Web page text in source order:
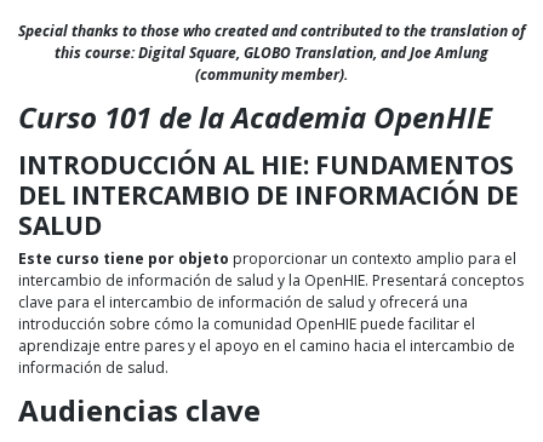
Special thanks to those who created and contributed to the translation of
this course: Digital Square, GLOBO Translation, and Joe Amlung
(community member).
Curso 101 de la Academia OpenHIE
INTRODUCCIÓN AL HIE: FUNDAMENTOS
DEL INTERCAMBIO DE INFORMACIÓN DE
SALUD
Este curso tiene por objeto proporcionar un contexto amplio para el
intercambio de información de salud y la OpenHIE. Presentará conceptos
clave para el intercambio de información de salud y ofrecerá una
introducción sobre cómo la comunidad OpenHIE puede facilitar el
aprendizaje entre pares y el apoyo en el camino hacia el intercambio de
información de salud.
Audiencias clave